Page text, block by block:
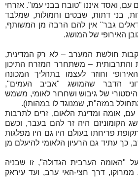
עם, ואסד איננו "טובח בבני עמו". אזרחי
בני דתות, שבטים וחמולות, שמלבד
גבר" אין להם הרבה מן המשותף,
האירופי של המושג.
חולשת המערב – לא רק המדינית,
והתרבותית – משתחרר המזרח התיכון
וחוזר לעצמו בתהליך המכונה
הדבר שהמושג "אביב העמים",
של גיבוש ושחרור לאומי, משמש
במזה"ת, שמנוגד לו במהותו).
עם, אומה ומדינת הלאום, זרים לתרבות
הקומוניזם היה זר להם בעבר, וכשם
פריחתו בעולם היו גם היו מפלגות
כך עתיד גם הרעיון הלאומי להיעלם מן
"האומה הערבית הגדולה", זו שבניה
דרך חצי-האי ערב, ועד עיראק